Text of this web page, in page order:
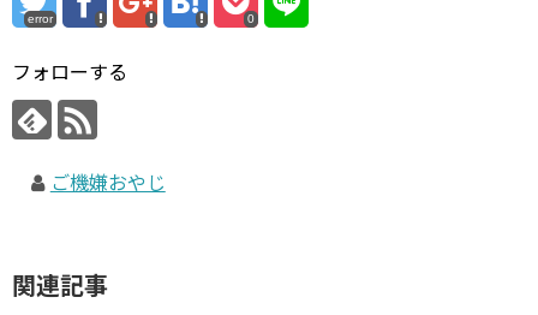
error 0
フォローする
ご機嫌おやじ
関連記事